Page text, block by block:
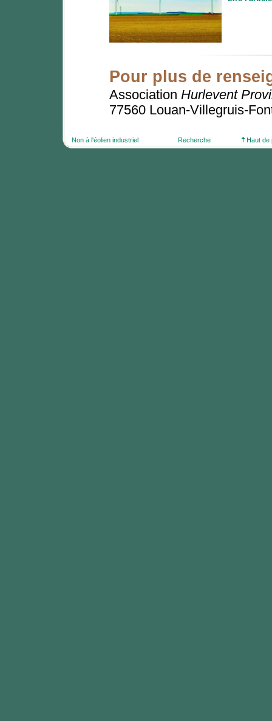
Pour plus de
Association Hurlevent
77560 Louan-Villegruis-
Non à l'éolien industriel Haut de
Recherche